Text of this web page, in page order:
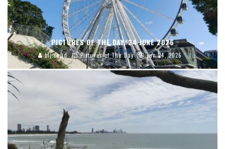
PICTURES OF THE DAY, 24 JUNE 2026
blj.co.id Pictures of The Day Jun 24, 2026